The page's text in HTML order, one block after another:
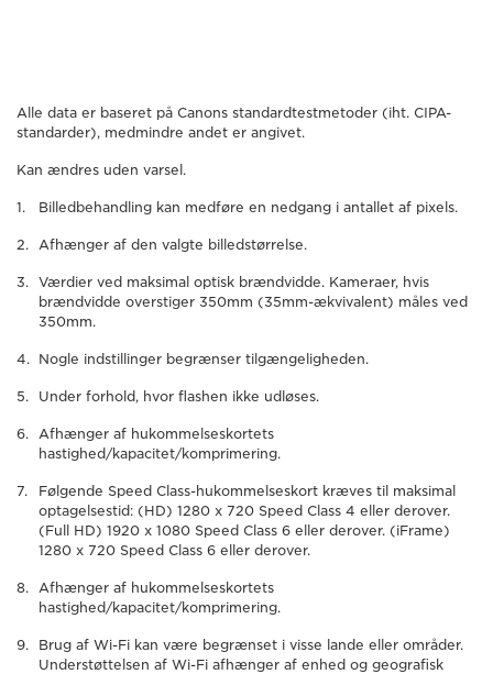
Alle data er baseret på Canons standardtestmetoder (iht. CIPA-
standarder), medmindre andet er angivet.
Kan ændres uden varsel.
Billedbehandling kan medføre en nedgang i antallet af pixels.
Afhænger af den valgte billedstørrelse.
Værdier ved maksimal optisk brændvidde. Kameraer, hvis
brændvidde overstiger 350mm (35mm-ækvivalent) måles ved
350mm.
Nogle indstillinger begrænser tilgængeligheden.
Under forhold, hvor flashen ikke udløses.
Afhænger af hukommelseskortets
hastighed/kapacitet/komprimering.
Følgende Speed Class-hukommelseskort kræves til maksimal
optagelsestid: (HD) 1280 x 720 Speed Class 4 eller derover.
(Full HD) 1920 x 1080 Speed Class 6 eller derover. (iFrame)
1280 x 720 Speed Class 6 eller derover.
Afhænger af hukommelseskortets
hastighed/kapacitet/komprimering.
Brug af Wi-Fi kan være begrænset i visse lande eller områder.
Understøttelsen af Wi-Fi afhænger af enhed og geografisk